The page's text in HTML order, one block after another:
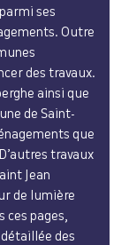
ses
Outre
des travaux.
ainsi que
de Saint-
que
travaux
Jean
de lumière
ces pages,
des